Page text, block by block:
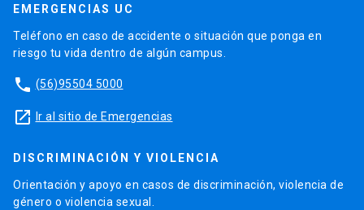
EMERGENCIAS UC
Teléfono en caso de accidente o situación que ponga en
riesgo tu vida dentro de algún campus.
phone (56)95504 5000
launch Ir al sitio de Emergencias
DISCRIMINACIÓN Y VIOLENCIA
Orientación y apoyo en casos de discriminación, violencia de
género o violencia sexual.